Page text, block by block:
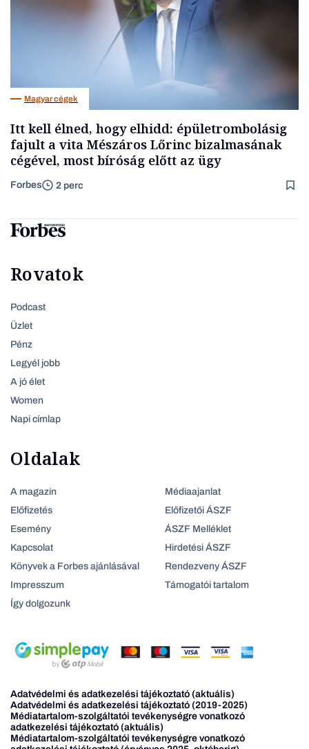
Magyar cégek
Itt kell élned, hogy elhidd: épületrombolásig
fajult a vita Mészáros Lőrinc bizalmasának
cégével, most bíróság előtt az ügy
Forbes 2 perc
Rovatok
Podcast
Üzlet
Pénz
Legyél jobb
A jó élet
Women
Napi címlap
Oldalak
A magazin
Előfizetés
Esemény
Kapcsolat
Könyvek a Forbes ajánlásával
Impresszum
Így dolgozunk
Médiaajanlat
Előfizetői ÁSZF
ÁSZF Melléklet
Hirdetési ÁSZF
Rendezveny ÁSZF
Támogatói tartalom
Adatvédelmi és adatkezelési tájékoztató (aktuális)
Adatvédelmi és adatkezelési tájékoztató (2019-2025)
Médiatartalom-szolgáltatói tevékenységre vonatkozó
adatkezelési tájékoztató (aktuális)
Médiatartalom-szolgáltatói tevékenységre vonatkozó